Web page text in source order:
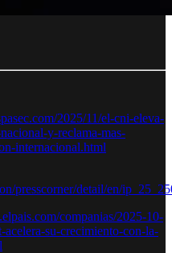
2025/11/el-cni-eleva-
y-reclama-mas-
internacional.html
presscorner/detail/en/
companias/2025-10-
su-crecimiento-con-la-